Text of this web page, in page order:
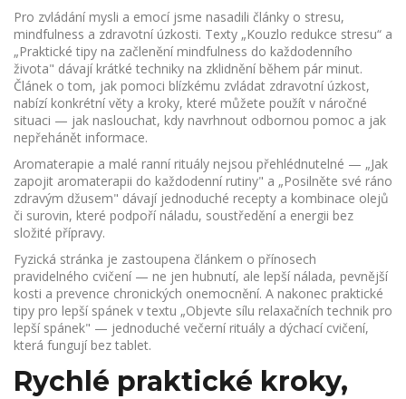
Pro zvládání mysli a emocí jsme nasadili články o stresu,
mindfulness a zdravotní úzkosti. Texty „Kouzlo redukce stresu“ a
„Praktické tipy na začlenění mindfulness do každodenního
života" dávají krátké techniky na zklidnění během pár minut.
Článek o tom, jak pomoci blízkému zvládat zdravotní úzkost,
nabízí konkrétní věty a kroky, které můžete použít v náročné
situaci — jak naslouchat, kdy navrhnout odbornou pomoc a jak
nepřehánět informace.
Aromaterapie a malé ranní rituály nejsou přehlédnutelné — „Jak
zapojit aromaterapii do každodenní rutiny" a „Posilněte své ráno
zdravým džusem" dávají jednoduché recepty a kombinace olejů
či surovin, které podpoří náladu, soustředění a energii bez
složité přípravy.
Fyzická stránka je zastoupena článkem o přínosech
pravidelného cvičení — ne jen hubnutí, ale lepší nálada, pevnější
kosti a prevence chronických onemocnění. A nakonec praktické
tipy pro lepší spánek v textu „Objevte sílu relaxačních technik pro
lepší spánek" — jednoduché večerní rituály a dýchací cvičení,
která fungují bez tablet.
Rychlé praktické kroky,